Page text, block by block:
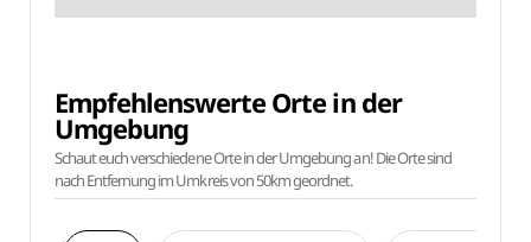
Empfehlenswerte Orte in der
Umgebung
Schaut euch verschiedene Orte in der Umgebung an! Die Orte sind
nach Entfernung im Umkreis von 50km geordnet.